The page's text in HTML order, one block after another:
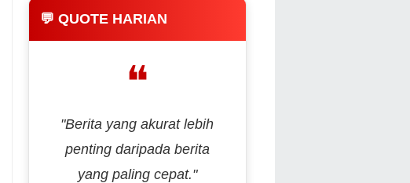
💬 QUOTE HARIAN
❝
"Berita yang akurat lebih
penting daripada berita
yang paling cepat."